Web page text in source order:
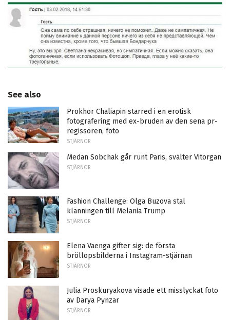
See also
Prokhor Chaliapin starred i en erotisk
fotografering med ex-bruden av den sena pr-
regissören, foto
STJÄRNOR
Medan Sobchak går runt Paris, svälter Vitorgan
STJÄRNOR
Fashion Challenge: Olga Buzova stal
klänningen till Melania Trump
STJÄRNOR
Elena Vaenga gifter sig: de första
bröllopsbilderna i Instagram-stjärnan
STJÄRNOR
Julia Proskuryakova visade ett misslyckat foto
av Darya Pynzar
STJÄRNOR